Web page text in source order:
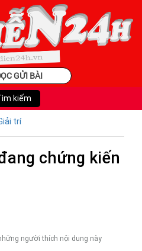
GỬI BÀI
trí
chứng kiến
người thích nội dung này